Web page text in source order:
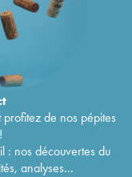
de nos pépites
: nos découvertes du
analyses...